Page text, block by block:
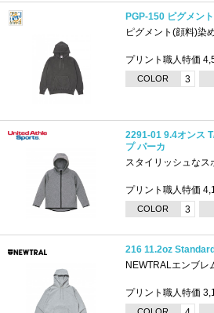
PGP-150 ピグメン
ピグメント(顔料)染
プリント職人特価
COLOR 3
2291-01 9.4オンス
プ パーカ
スタイリッシュなス
プリント職人特価
COLOR 3
216 11.2oz
NEWTRALエンブレ
プリント職人特価